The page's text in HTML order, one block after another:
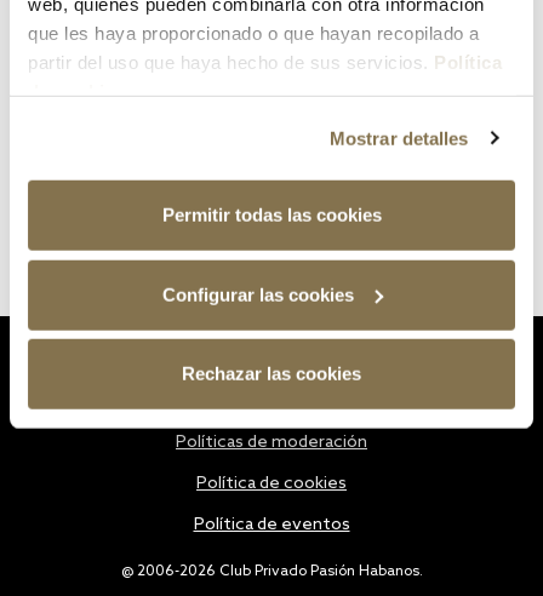
que les haya proporcionado o que hayan recopilado a
partir del uso que haya hecho de sus servicios. Política
Mostrar detalles
Permitir todas las cookies
Configurar las cookies
Rechazar las cookies
@ 2006-2026 Club Privado Pasión Habanos.
Políticas de moderación
Política de cookies
Política de eventos